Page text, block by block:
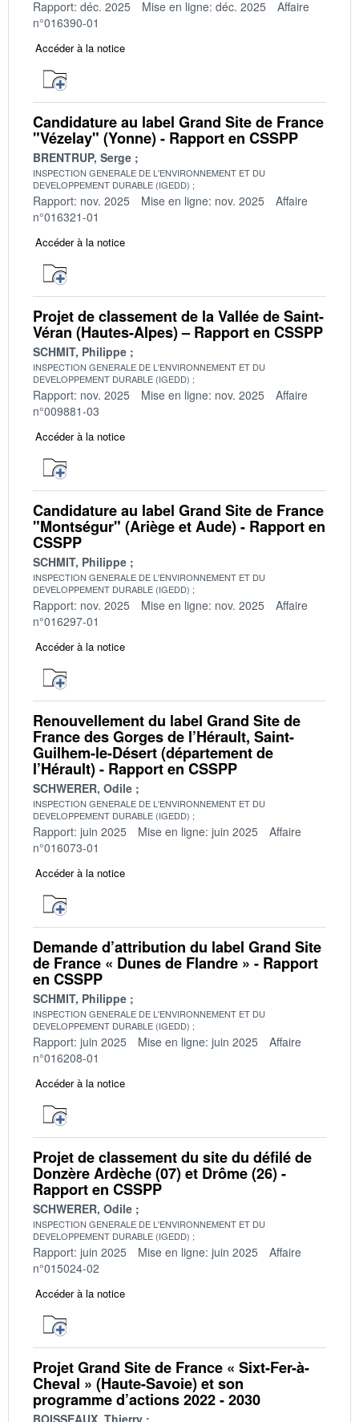
Rapport: déc. 2025 Mise en ligne: déc. 2025
Affaire
n°016390-01
Accéder à la notice
Candidature au label Grand Site de France
"Vézelay" (Yonne) - Rapport en CSSPP
BRENTRUP, Serge
INSPECTION GENERALE DE L'ENVIRONNEMENT ET DU
DEVELOPPEMENT DURABLE (IGEDD)
Rapport: nov. 2025 Mise en ligne: nov. 2025
Affaire
n°016321-01
Accéder à la notice
Projet de classement de la Vallée de Saint-
Véran (Hautes-Alpes) – Rapport en CSSPP
SCHMIT, Philippe
INSPECTION GENERALE DE L'ENVIRONNEMENT ET DU
DEVELOPPEMENT DURABLE (IGEDD)
Rapport: nov. 2025 Mise en ligne: nov. 2025
Affaire
n°009881-03
Accéder à la notice
Candidature au label Grand Site de France
"Montségur" (Ariège et Aude) - Rapport en
CSSPP
SCHMIT, Philippe
INSPECTION GENERALE DE L'ENVIRONNEMENT ET DU
DEVELOPPEMENT DURABLE (IGEDD)
Rapport: nov. 2025 Mise en ligne: nov. 2025
Affaire
n°016297-01
Accéder à la notice
Renouvellement du label Grand Site de
France des Gorges de l’Hérault, Saint-
Guilhem-le-Désert (département de
l’Hérault) - Rapport en CSSPP
SCHWERER, Odile
INSPECTION GENERALE DE L'ENVIRONNEMENT ET DU
DEVELOPPEMENT DURABLE (IGEDD)
Rapport: juin 2025 Mise en ligne: juin 2025
Affaire
n°016073-01
Accéder à la notice
Demande d’attribution du label Grand Site
de France « Dunes de Flandre » - Rapport
en CSSPP
SCHMIT, Philippe
INSPECTION GENERALE DE L'ENVIRONNEMENT ET DU
DEVELOPPEMENT DURABLE (IGEDD)
Rapport: juin 2025 Mise en ligne: juin 2025
Affaire
n°016208-01
Accéder à la notice
Projet de classement du site du défilé de
Donzère Ardèche (07) et Drôme (26) -
Rapport en CSSPP
SCHWERER, Odile
INSPECTION GENERALE DE L'ENVIRONNEMENT ET DU
DEVELOPPEMENT DURABLE (IGEDD)
Rapport: juin 2025 Mise en ligne: juin 2025
Affaire
n°015024-02
Accéder à la notice
Projet Grand Site de France « Sixt-Fer-à-
Cheval » (Haute-Savoie) et son
programme d’actions 2022 - 2030
BOISSEAUX, Thierry